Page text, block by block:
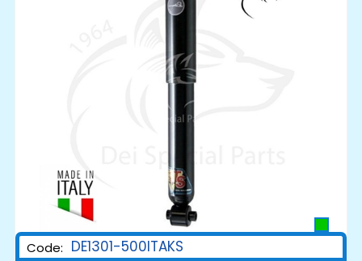
Code: DE1301-500ITAKS